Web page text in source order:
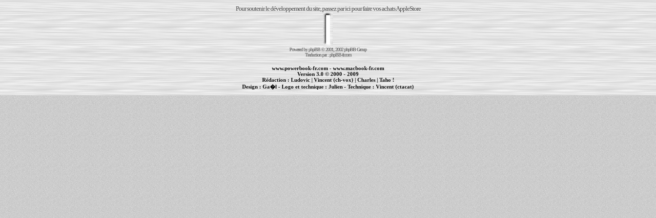
Pour soutenir le développement du site, passez par ici pour faire vos achats AppleStore
Powered byphpBB© 2001, 2002 phpBB Group
Traduction par :phpBB-fr.com
www.powerbook-fr.com - www.macbook-fr.com
Version 3.0 © 2000 - 2009
Rédaction : Ludovic|Vincent (ch-vox)| Charles|Taho !
Design :Ga�l - Logo et technique : Julien - Technique :Vincent (ctacat)
| | cr�ation de sites Internet